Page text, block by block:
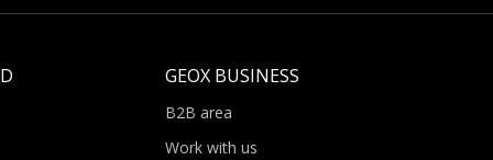
GEOX BUSINESS
B2B area
Work with us